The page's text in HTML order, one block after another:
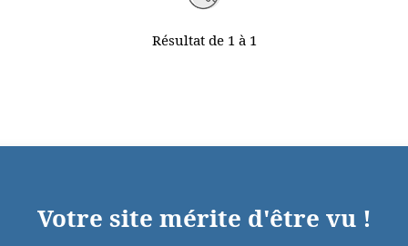
Résultat de 1 à 1
Votre site mérite d'être vu !